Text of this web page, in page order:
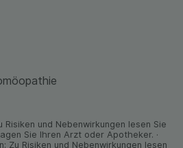
Risiken und Neben­wirkungen lesen Sie
Sie Ihren Arzt oder Apo­theker. ·
Zu Risiken und Neben­wirkungen lesen